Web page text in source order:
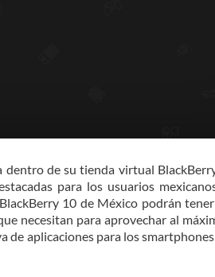
dentro de su tienda virtual
para los usuarios
10 de México podrán
necesitan para aprovechar al
de aplicaciones para los